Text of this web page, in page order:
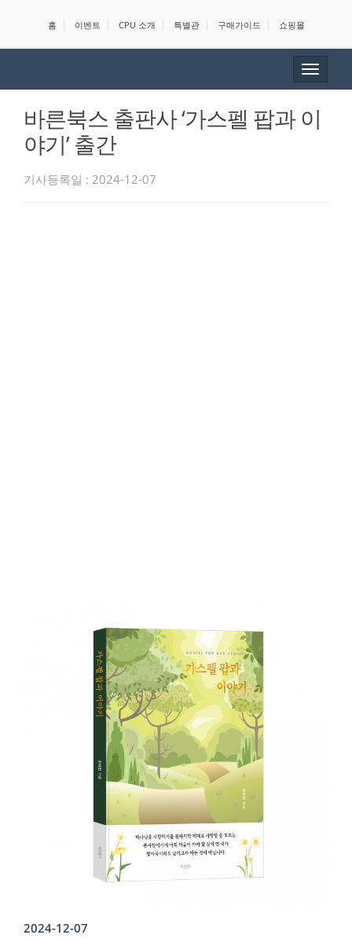
홈 이벤트 CPU 소개 특별관 구매가이드 쇼핑몰
Toggle
바른북스 출판사 ‘가스펠 팝과 이
야기’ 출간
기사등록일 : 2024-12-07
2024-12-07